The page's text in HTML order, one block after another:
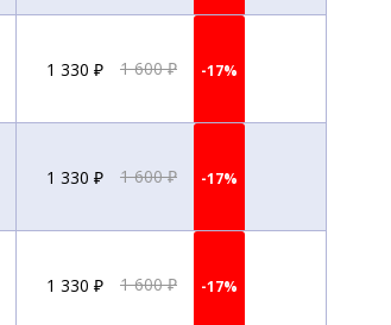
1 330 ₽ 1 600 ₽ -17%
1 330 ₽ 1 600 ₽ -17%
1 330 ₽ 1 600 ₽ -17%